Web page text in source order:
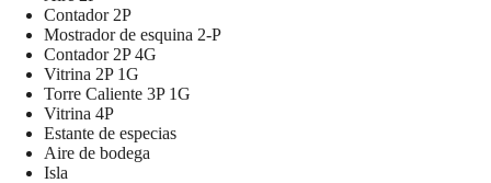
Contador 2P
Mostrador de esquina 2-P
Contador 2P 4G
Vitrina 2P 1G
Torre Caliente 3P 1G
Vitrina 4P
Estante de especias
Aire de bodega
Isla